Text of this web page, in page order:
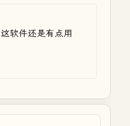
这软件还是有点用